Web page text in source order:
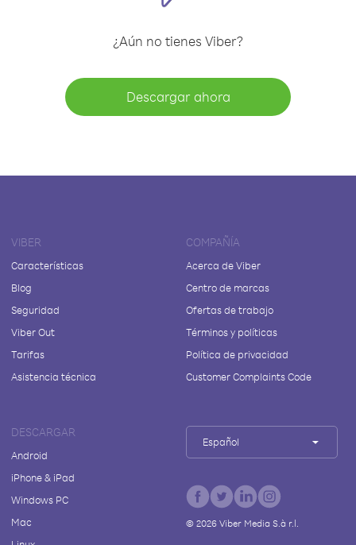
¿Aún no tienes Viber?
Descargar ahora
VIBER
Características
Blog
Seguridad
Viber Out
Tarifas
Asistencia técnica
COMPAÑÍA
Acerca de Viber
Centro de marcas
Ofertas de trabajo
Términos y políticas
Política de privacidad
Customer Complaints Code
DESCARGAR
Android
iPhone & iPad
Windows PC
Mac
Español
© 2026Viber Media S.à r.l.